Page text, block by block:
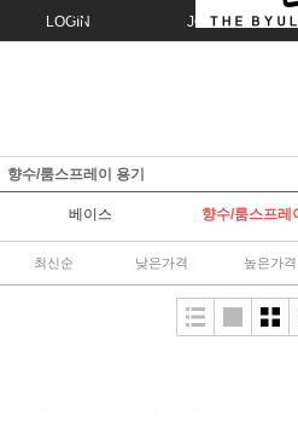
LOGIN JOIN
향수/룸스프레이 용기
베이스 향수/룸스프레
최신순 낮은가격 높은가격